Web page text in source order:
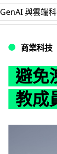
GenAI 與雲端
商業科技
避免
教成